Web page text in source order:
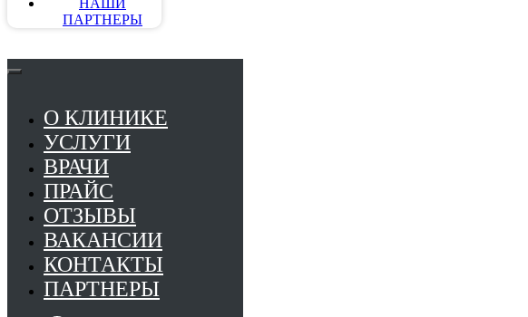
НАШИ
ПАРТНЕРЫ
О КЛИНИКЕ
УСЛУГИ
ВРАЧИ
ПРАЙС
ОТЗЫВЫ
ВАКАНСИИ
КОНТАКТЫ
ПАРТНЕРЫ